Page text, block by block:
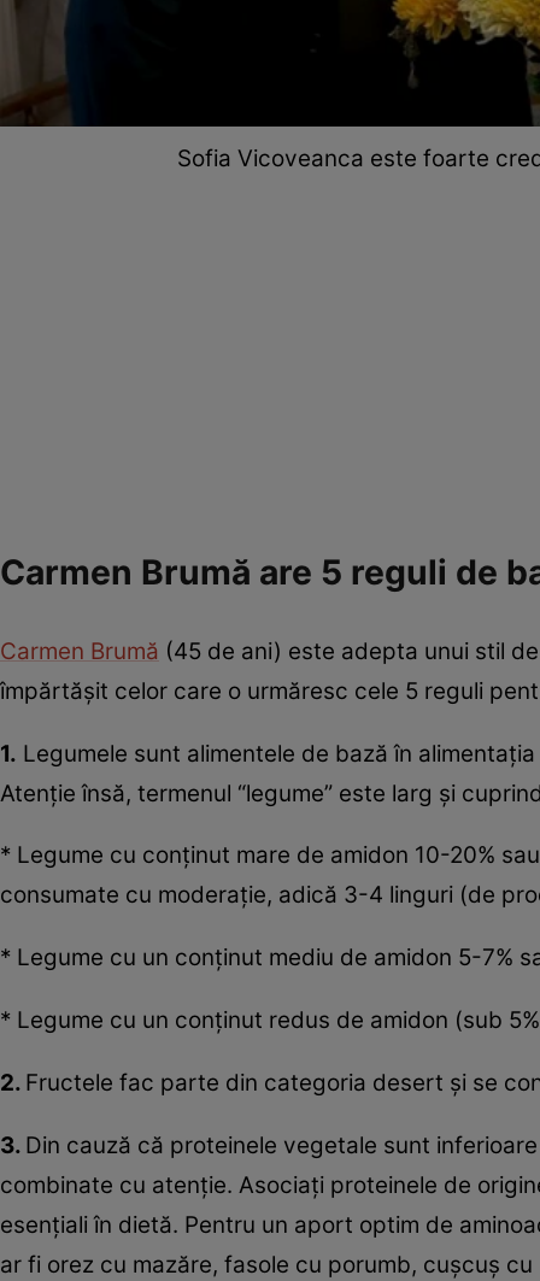
Sofia Vicoveanca este foarte
Carmen Brumă are 5 reguli de
Carmen Brumă (45 de ani) este adepta unui stil
împărtăşit celor care o urmăresc cele 5 reguli
1. Legumele sunt alimentele de bază în
Atenţie însă, termenul “legume” este larg şi
* Legume cu conţinut mare de amidon 10-20%
consumate cu moderaţie, adică 3-4 linguri (de
* Legume cu un conţinut mediu de amidon 5-7%
* Legume cu un conţinut redus de amidon (sub
2. Fructele fac parte din categoria desert şi se
3. Din cauză că proteinele vegetale sunt
combinate cu atenţie. Asociaţi proteinele de
esenţiali în dietă. Pentru un aport optim de
ar fi orez cu mazăre, fasole cu porumb, cuşcuş